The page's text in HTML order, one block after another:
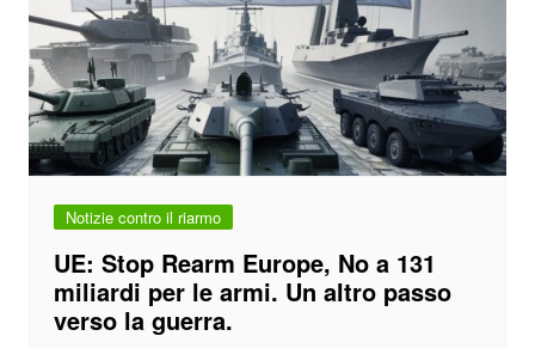
Notizie contro il riarmo
UE: Stop Rearm Europe, No a 131
miliardi per le armi. Un altro passo
verso la guerra.